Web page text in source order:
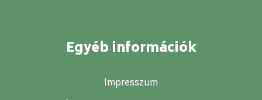
Egyéb információk
Impresszum